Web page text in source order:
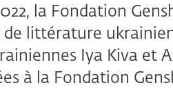
la Fondation
de littérature
Iya Kiva et
à la Fondation